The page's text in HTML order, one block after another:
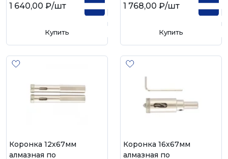
1 640,00 ₽/шт
Купить
1 768,00 ₽/шт
Купить
Коронка 12х67мм
алмазная по
Коронка 16х67мм
алмазная по